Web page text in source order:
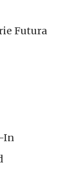
Futura
In